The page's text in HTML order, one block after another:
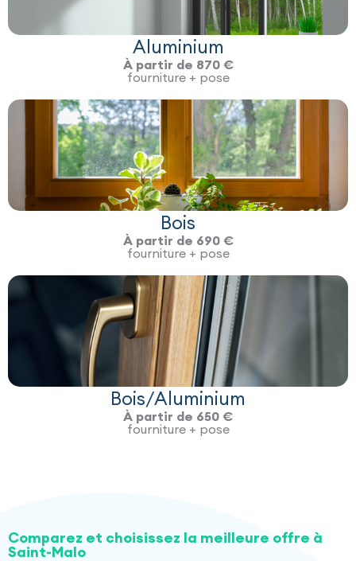
Aluminium
À partir de 870 €
fourniture + pose
Bois
À partir de 690 €
fourniture + pose
Bois/Aluminium
À partir de 650 €
fourniture + pose
Comparez et choisissez la meilleure offre à
Saint-Malo